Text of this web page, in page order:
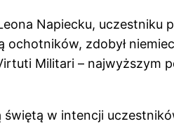
Napiecku, uczestniku
ochotników, zdobył
Militari – najwyższym
świętą w intencji